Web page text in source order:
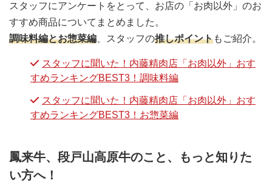
スタッフにアンケートをとって、お店の「お肉以外」のお
すすめ商品についてまとめました。
調味料編とお惣菜編 、スタッフの推しポイントもご紹介。
スタッフに聞いた！内藤精肉店「お肉以外」おす
すめランキングBEST3！調味料編
スタッフに聞いた！内藤精肉店「お肉以外」おす
すめランキングBEST3！お惣菜編
鳳来牛、段戸山高原牛のこと、もっと知りた
い方へ！